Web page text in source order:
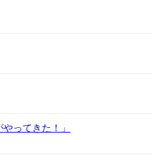
ってきた！」